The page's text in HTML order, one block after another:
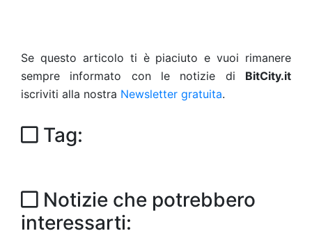
Se questo articolo ti è piaciuto e vuoi rimanere
sempre informato con le notizie di BitCity.it
iscriviti alla nostra Newsletter gratuita.
Tag:
Notizie che potrebbero
interessarti: